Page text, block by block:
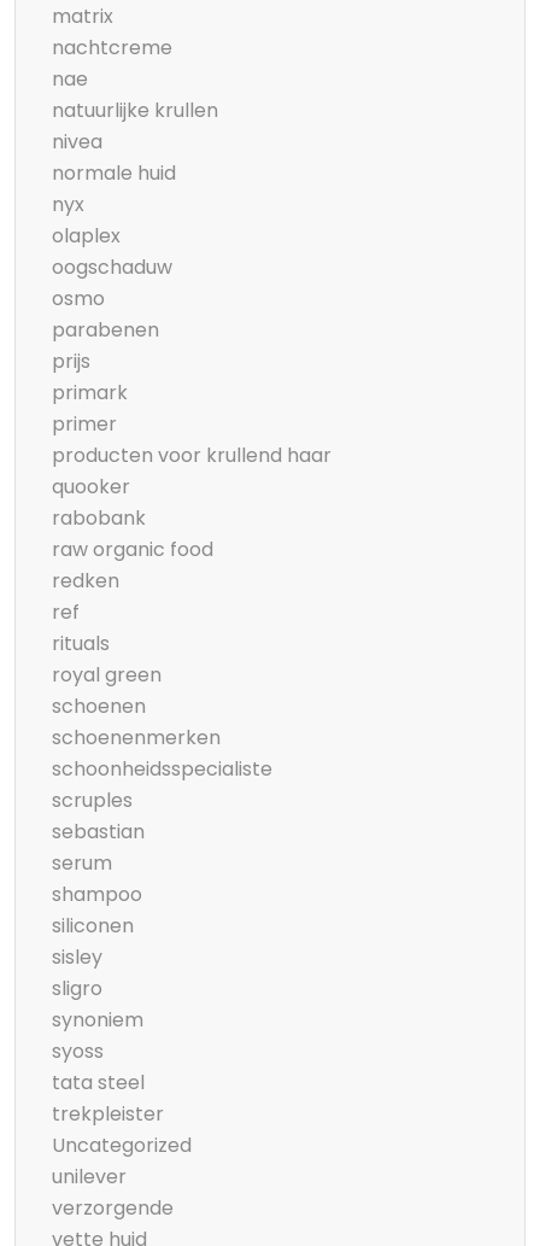
matrix
nachtcreme
nae
natuurlijke krullen
nivea
normale huid
nyx
olaplex
oogschaduw
osmo
parabenen
prijs
primark
primer
producten voor krullend haar
quooker
rabobank
raw organic food
redken
ref
rituals
royal green
schoenen
schoenenmerken
schoonheidsspecialiste
scruples
sebastian
serum
shampoo
siliconen
sisley
sligro
synoniem
syoss
tata steel
trekpleister
Uncategorized
unilever
verzorgende
vette huid